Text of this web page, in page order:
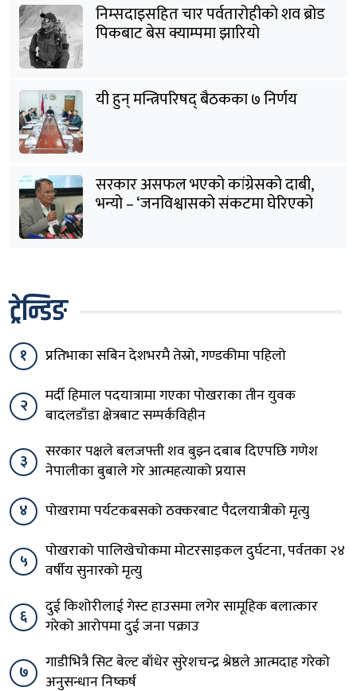
निम्सदाइसहित चार पर्वतारोहीको शव ब्रोड
पिकबाट बेस क्याम्पमा झारियो
यी हुन् मन्त्रिपरिषद् बैठकका ७ निर्णय
सरकार असफल भएको कांग्रेसको दाबी,
भन्यो – ‘जनविश्वासको संकटमा घेरिएको
ट्रेन्डिङ
१ प्रतिभाका सबिन देशभरमै तेस्रो, गण्डकीमा पहिलो
२
मर्दी हिमाल पदयात्रामा गएका पोखराका तीन युवक
बादलडाँडा क्षेत्रबाट सम्पर्कविहीन
३
सरकार पक्षले बलजफ्ती शव बुझ्न दबाब दिएपछि गणेश
नेपालीका बुबाले गरे आत्महत्याको प्रयास
४
पोखरामा पर्यटकबसको ठक्करबाट पैदलयात्रीको मृत्यु
५
पोखराको पालिखेचोकमा मोटरसाइकल दुर्घटना, पर्वतका २४
वर्षीय सुनारको मृत्यु
६
दुई किशोरीलाई गेस्ट हाउसमा लगेर सामूहिक बलात्कार
गरेको आरोपमा दुई जना पक्राउ
७
गाडीभित्रै सिट बेल्ट बाँधेर सुरेशचन्द्र श्रेष्ठले आत्मदाह गरेको
अनुसन्धान निष्कर्ष